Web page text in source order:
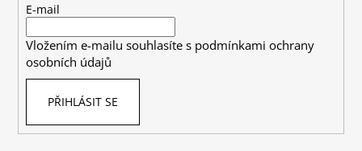
E-mail
Vložením e-mailu souhlasíte s podmínkami ochrany
osobních údajů
PŘIHLÁSIT SE